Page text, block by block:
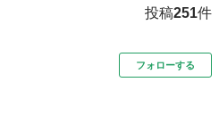
投稿251件
フォローする